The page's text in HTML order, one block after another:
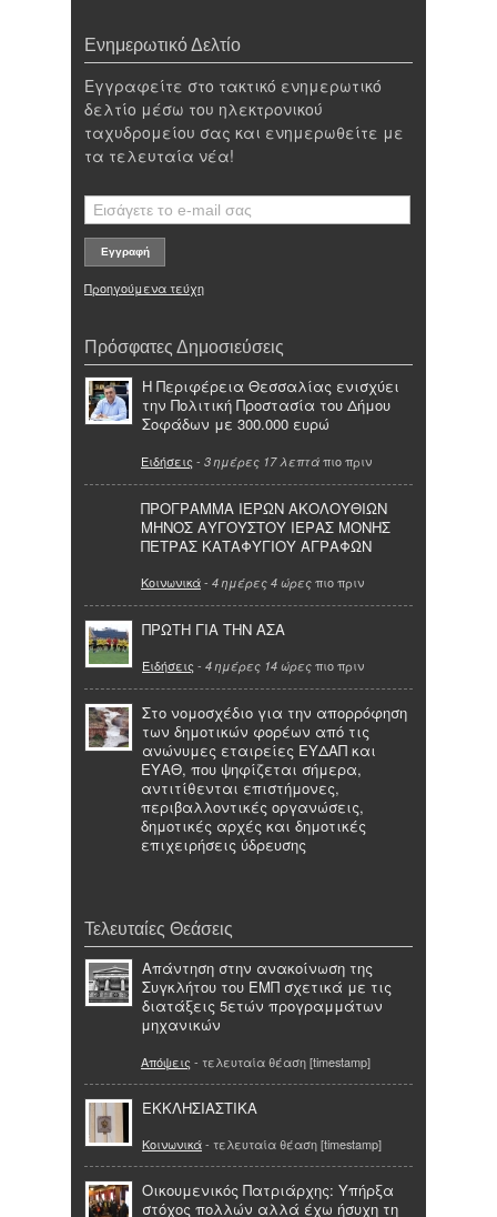
Ενημερωτικό Δελτίο
Εγγραφείτε στο τακτικό ενημερωτικό
δελτίο μέσω του ηλεκτρονικού
ταχυδρομείου σας και ενημερωθείτε με
τα τελευταία νέα!
Προηγούμενα τεύχη
Πρόσφατες Δημοσιεύσεις
Η Περιφέρεια Θεσσαλίας ενισχύει
την Πολιτική Προστασία του Δήμου
Σοφάδων με 300.000 ευρώ
Ειδήσεις - 3 ημέρες 17 λεπτά πιο πριν
ΠΡΟΓΡΑΜΜΑ ΙΕΡΩΝ ΑΚΟΛΟΥΘΙΩΝ
ΜΗΝΟΣ ΑΥΓΟΥΣΤΟΥ ΙΕΡΑΣ ΜΟΝΗΣ
ΠΕΤΡΑΣ ΚΑΤΑΦΥΓΙΟΥ ΑΓΡΑΦΩΝ
Κοινωνικά- 4 ημέρες 4 ώρες πιο πριν
ΠΡΩΤΗ ΓΙΑ ΤΗΝ ΑΣΑ
Ειδήσεις - 4 ημέρες 14 ώρες πιο πριν
Στο νομοσχέδιο για την απορρόφηση
των δημοτικών φορέων από τις
ανώνυμες εταιρείες ΕΥΔΑΠ και
ΕΥΑΘ, που ψηφίζεται σήμερα,
αντιτίθενται επιστήμονες,
περιβαλλοντικές οργανώσεις,
δημοτικές αρχές και δημοτικές
επιχειρήσεις ύδρευσης
Τελευταίες Θεάσεις
Απάντηση στην ανακοίνωση της
Συγκλήτου του ΕΜΠ σχετικά με τις
διατάξεις 5ετών προγραμμάτων
μηχανικών
Απόψεις - τελευταία θέαση [timestamp]
ΕΚΚΛΗΣΙΑΣΤΙΚΑ
Κοινωνικά- τελευταία θέαση [timestamp]
Οικουμενικός Πατριάρχης: Υπήρξα
στόχος πολλών αλλά έχω ήσυχη τη